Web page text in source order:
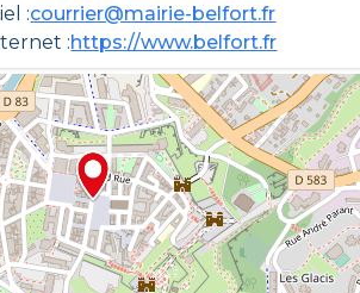
:courrier@mairie-belfort.fr
:https://www.belfort.fr